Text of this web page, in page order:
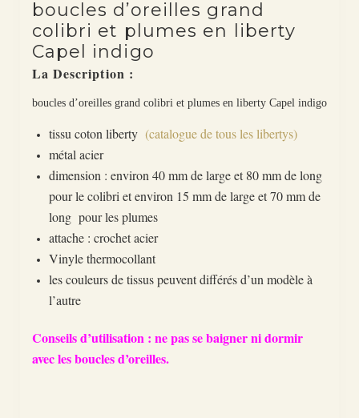
boucles d’oreilles grand
colibri et plumes en liberty
Capel indigo
La Description :
boucles d’oreilles grand colibri et plumes en liberty Capel indigo
tissu coton liberty (catalogue de tous les libertys)
métal acier
dimension : environ 40 mm de large et 80 mm de long
pour le colibri et environ 15 mm de large et 70 mm de
long pour les plumes
attache : crochet acier
Vinyle thermocollant
les couleurs de tissus peuvent différés d’un modèle à
l’autre
Conseils d’utilisation : ne pas se baigner ni dormir
avec les boucles d’oreilles.